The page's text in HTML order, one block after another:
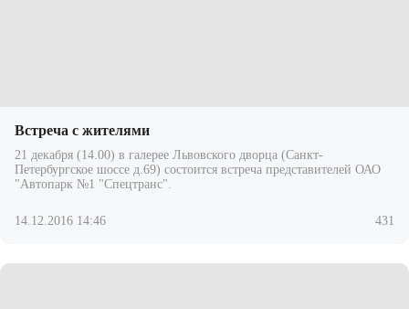
Встреча с жителями
21 декабря (14.00) в галерее Львовского дворца (Санкт-
Петербургское шоссе д.69) состоится встреча представителей ОАО
"Автопарк №1 "Спецтранс".
14.12.2016 14:46 431